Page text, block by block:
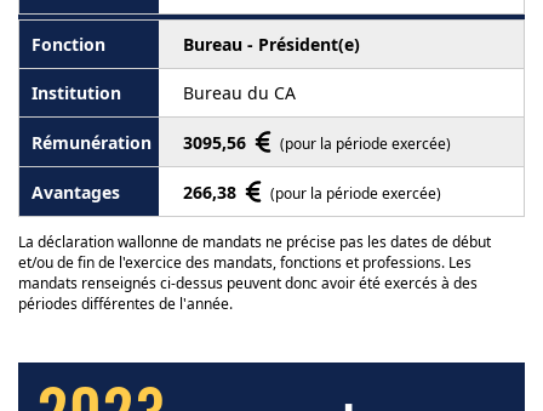
Bureau - Président(e)
Bureau du CA
3095,56 (pour la période exercée)
266,38 (pour la période exercée)
La déclaration wallonne de mandats ne précise pas les dates de début
et/ou de fin de l'exercice des mandats, fonctions et professions. Les
mandats renseignés ci-dessus peuvent donc avoir été exercés à des
périodes différentes de l'année.